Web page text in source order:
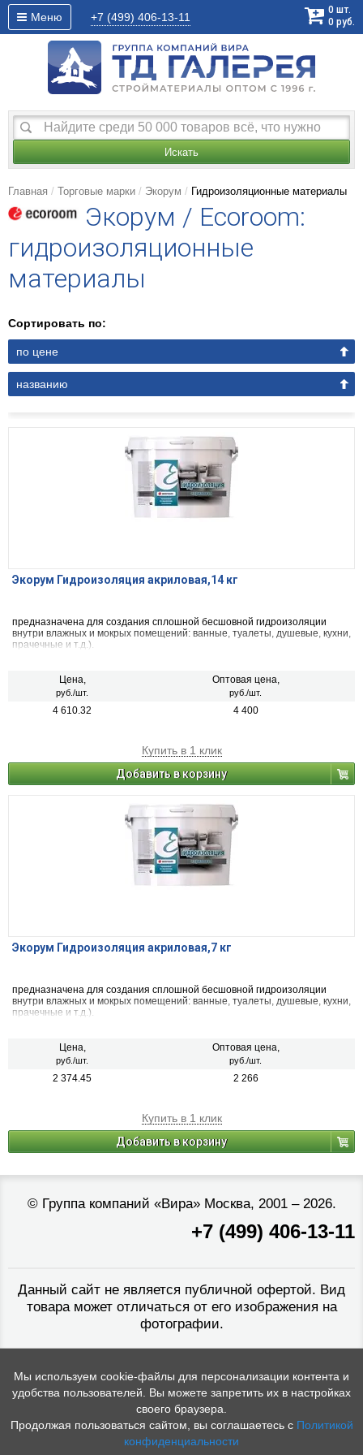
Меню +7 (499) 406-13-11
0 шт.
0 руб.
Искать
Главная Торговые марки Экорум Гидроизоляционные материалы
Экорум / Ecoroom:
гидроизоляционные
материалы
Сортировать по:
по цене
названию
Экорум Гидроизоляция акриловая,14 кг
предназначена для создания сплошной бесшовной гидроизоляции
внутри влажных и мокрых помещений: ванные, туалеты, душевые, кухни,
прачечные и т.д.).
Цена,
руб./шт.
Оптовая цена,
руб./шт.
4 610.32 4 400
Купить в 1 клик
Добавить в корзину
Экорум Гидроизоляция акриловая,7 кг
предназначена для создания сплошной бесшовной гидроизоляции
внутри влажных и мокрых помещений: ванные, туалеты, душевые, кухни,
прачечные и т.д.).
Цена,
руб./шт.
Оптовая цена,
руб./шт.
2 374.45 2 266
Купить в 1 клик
Добавить в корзину
© Группа компаний «Вира»Москва, 2001 – 2026.
+7 (499) 406-13-11
Данный сайт не является публичной офертой. Вид
товара может отличаться от его изображения на
фотографии.
Мы используем cookie-файлы для персонализации контента и
удобства пользователей. Вы можете запретить их в настройках
своего браузера.
Продолжая пользоваться сайтом, вы соглашаетесь с Политикой
конфиденциальности